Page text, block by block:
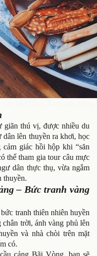
giãn thú vị, được nhiều du
lên thuyền ra khơi, học
giác hồi hộp khi “săn
thể tham gia tour câu mực
dân thực thụ, vừa ngắm
thuyền.
– Bức tranh vàng
tranh thiên nhiên huyền
trời, ánh vàng phủ lên
và nhà chòi trên mặt
có.